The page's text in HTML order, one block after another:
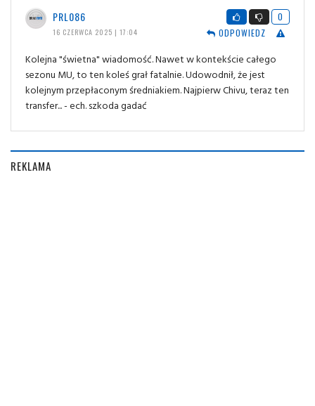
PRL086
16 CZERWCA 2025 | 17:04
0
ODPOWIEDZ
Kolejna "świetna" wiadomość. Nawet w kontekście całego
sezonu MU, to ten koleś grał fatalnie. Udowodnił, że jest
kolejnym przepłaconym średniakiem. Najpierw Chivu, teraz ten
transfer... - ech. szkoda gadać
REKLAMA